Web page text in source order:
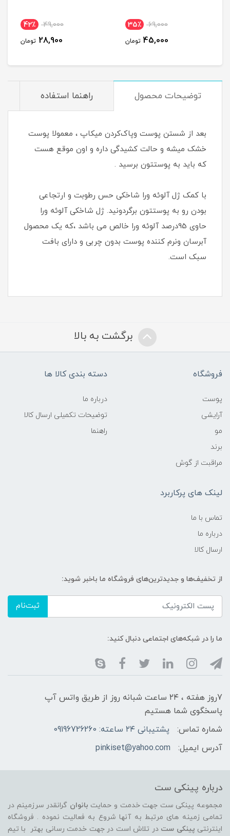
69,000 35٪
45,000 تومان
49,000 42٪
28,900 تومان
توضیحات محصول راهنما استفاده
بعد از شستن پوست و‌پاک‌کردن میکاپ ، معمولا پوست
خشک میشه و حالت کشیدگی داره و اون موقع هست
که باید به پوستتون برسید .
با کمک ژل آلوئه ورا شاخکی حس رطوبت و ارتجاعی
بودن رو به پوستتون برگردونید. ژل شاخکی آلوئه ورا
حاوی 95درصد آلوئه ورا خالص می باشد ،که یک محصول
آبرسان ونرم کننده پوست بدون چربی و دارای بافت
سبک است.
برگشت به بالا
فروشگاه
پوست
آرایشی
مو
برند
مراقبت از گوش
دسته بندی کالا ها
درباره ما
توضیحات تکمیلی ارسال کالا
راهنما
لینک های پرکاربرد
تماس با ما
درباره ما
ارسال کالا
از تخفیف‌ها و جدیدترین‌های فروشگاه ما باخبر شوید:
ثبت‌نام
ما را در شبکه‌های اجتماعی دنبال کنید:
7روز هفته ، ۲۴ ساعت شبانه‌ روز از طریق واتس آپ
پاسخگوی شما هستیم
شماره تماس:
پشتیبانی ۲۴ ساعته: 09196726260
آدرس ایمیل:
pinkiset@yahoo.com
درباره پینکی ست
مجموعه پینکی ست جهت خدمت و حمایت بانوان گرانقدر سرزمینم در
تمامی زمینه های مرتبط به آنها شروع به فعالیت نموده . فروشگاه
اینترنتی پینکی ست در تلاش است در جهت خدمت رسانی بهتر با تیم